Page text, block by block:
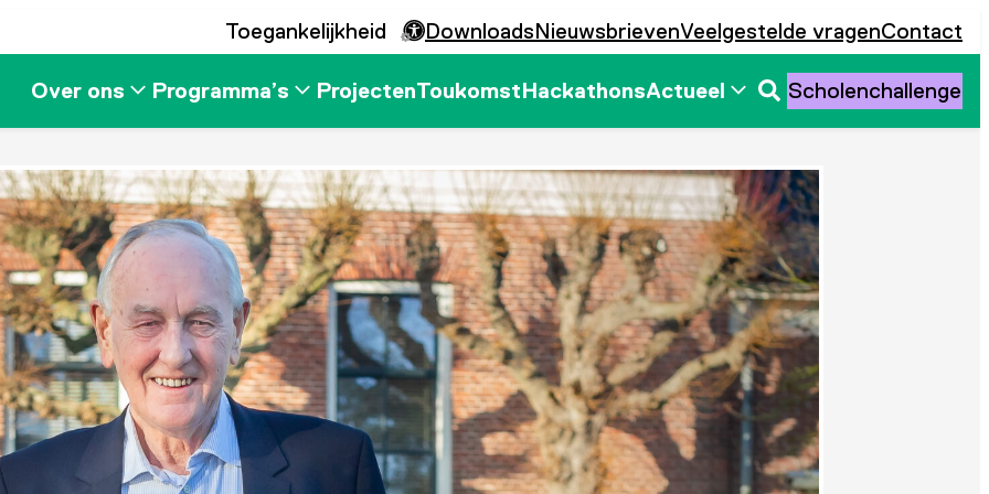
Toegankelijkheid DownloadsNieuwsbrievenVeelgestelde vragenContact
Over ons Programma’s ProjectenToukomstHackathonsActueel
Zoeken
openen
Scholenchallenge